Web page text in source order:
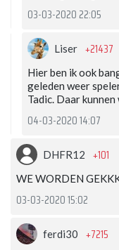
03-03-2020 22:05
Liser +21437
Hier ben ik ook
geleden weer
Tadic. Daar
04-03-2020 14:07
DHFR12 +101
WE WORDEN
03-03-2020 15:02
ferdi30 +7215